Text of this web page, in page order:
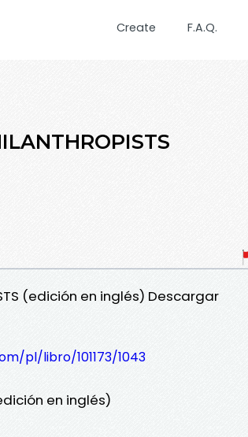
Create F.A.Q.
(edición en inglés) Descargar
pl/libro/101173/1043
(edición en inglés)